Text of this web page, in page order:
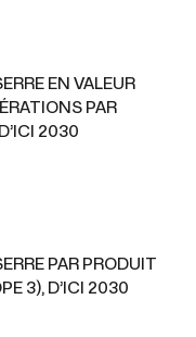
EN VALEUR
PAR
2030
PAR PRODUIT
3), D’ICI 2030